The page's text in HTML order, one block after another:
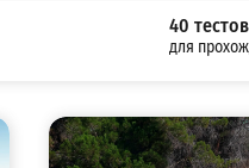
40 тестов
для